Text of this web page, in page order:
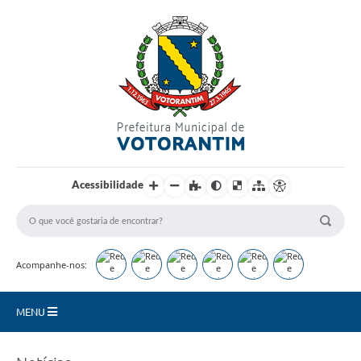
Acessibilidade
Acompanhe-nos:
MENU